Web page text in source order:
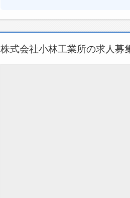
株式会社小林工業所の求人募